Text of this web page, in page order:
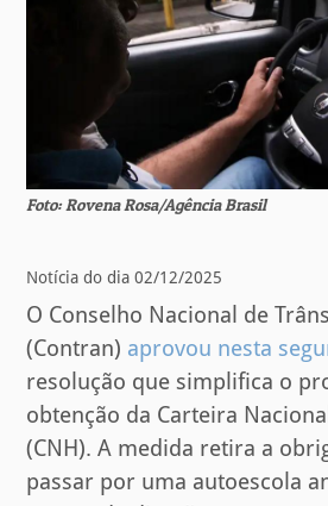
Foto: Rovena Rosa/Agência Brasil
Notícia do dia 02/12/2025
O Conselho Nacional de
(Contran) aprovou nesta
resolução que simplifica o
obtenção da Carteira
(CNH). A medida retira a
passar por uma autoescola